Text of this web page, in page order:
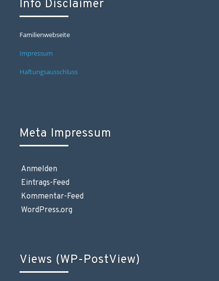
Info Disclaimer
Familienwebseite
Impressum
Haftungsausschluss
Meta Impressum
Anmelden
Eintrags-Feed
Kommentar-Feed
WordPress.org
Views (WP-PostView)